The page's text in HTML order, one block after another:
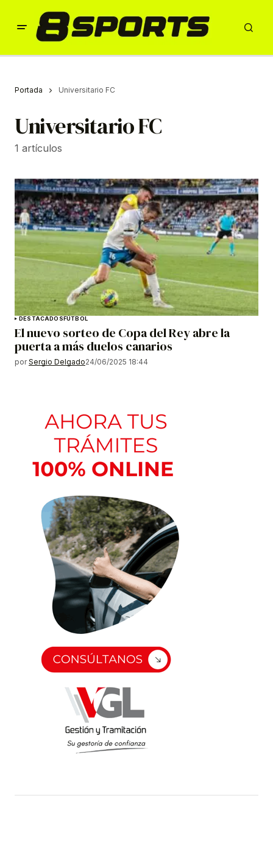
Portada Universitario FC
Universitario FC
1 artículos
DESTACADOSFÚTBOL
El nuevo sorteo de Copa del Rey abre la
puerta a más duelos canarios
por Sergio Delgado24/06/2025 18:44